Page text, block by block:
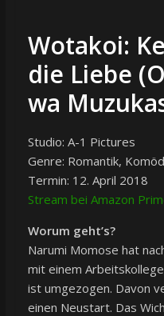
Wotakoi:
die Liebe
wa
Studio: A-1 Pictures
Genre: Romantik,
Termin: 12. April 2018
Stream bei Amazon
Worum geht’s?
Narumi Momose hat
mit einem
ist umgezogen. Davon
einen Neustart. Das